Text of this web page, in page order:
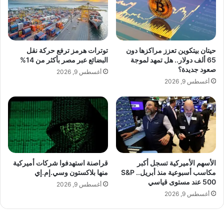
تصويره حاليا ببيروت وسيكشف على تفاصيله
وأحداثه قريبا.
lebanonpress.xyz — بعد نجاحها في مسلسل الأجهر .. يسرا
الجديدي تنضم لفريق عمل نقطة سوداء
"
ت
ر
ك
ي
ب
"
ة
ي
ك
ف
ع
ن
ط
ل
ا
ش
ر
و
ع
ه
حيتان بيتكوين تعزز مراكزها دون
65 ألف دولار.. هل تمهد لموجة
صعود جديدة؟
أغسطس 9, 2026
توترات هرمز ترفع حركة نقل
البضائع عبر مصر بأكثر من 14%
أغسطس 9, 2026
الأسهم الأميركية تسجل أكبر
مكاسب أسبوعية منذ أبريل.. S&P
500 عند مستوى قياسي
أغسطس 9, 2026
قراصنة استهدفوا شركات أميركية
منها بلاكستون وسي.إم.إي
أغسطس 9, 2026